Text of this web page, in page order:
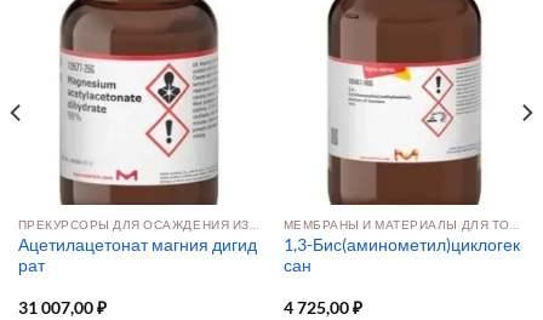
Ацетилацетонат магния дигид
рат
31 007,00₽
1,3-Бис(аминометил)циклогек
сан
4 725,00₽